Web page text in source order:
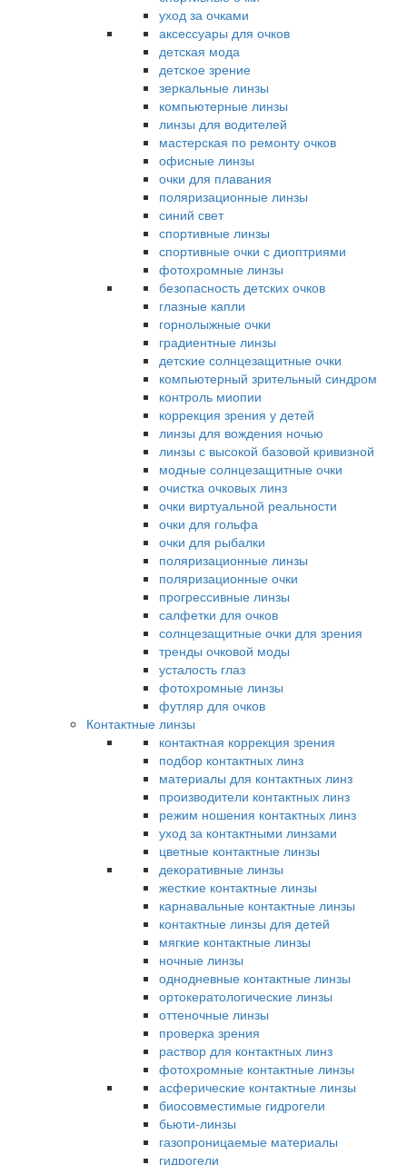
уход за очками
аксессуары для очков
детская мода
детское зрение
зеркальные линзы
компьютерные линзы
линзы для водителей
мастерская по ремонту очков
офисные линзы
очки для плавания
поляризационные линзы
синий свет
спортивные линзы
спортивные очки с диоптриями
фотохромные линзы
безопасность детских очков
глазные капли
горнолыжные очки
градиентные линзы
детские солнцезащитные очки
компьютерный зрительный синдром
контроль миопии
коррекция зрения у детей
линзы для вождения ночью
линзы с высокой базовой кривизной
модные солнцезащитные очки
очистка очковых линз
очки виртуальной реальности
очки для гольфа
очки для рыбалки
поляризационные линзы
поляризационные очки
прогрессивные линзы
салфетки для очков
солнцезащитные очки для зрения
тренды очковой моды
усталость глаз
фотохромные линзы
футляр для очков
Контактные линзы
контактная коррекция зрения
подбор контактных линз
материалы для контактных линз
производители контактных линз
режим ношения контактных линз
уход за контактными линзами
цветные контактные линзы
декоративные линзы
жесткие контактные линзы
карнавальные контактные линзы
контактные линзы для детей
мягкие контактные линзы
ночные линзы
однодневные контактные линзы
ортокератологические линзы
оттеночные линзы
проверка зрения
раствор для контактных линз
фотохромные контактные линзы
асферические контактные линзы
биосовместимые гидрогели
бьюти-линзы
газопроницаемые материалы
гидрогели